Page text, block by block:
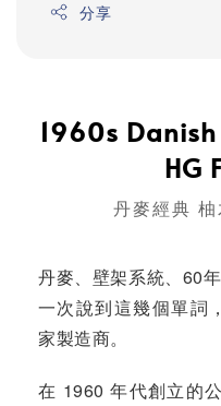
分享
1960s
HG
丹麥經典
丹麥、壁架系統、60年
一次說到這幾個單詞
家製造商。
在 1960 年代創立的